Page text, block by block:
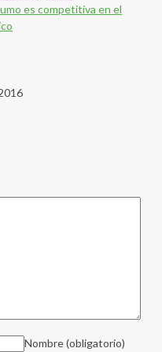
es competitiva en el
Nombre(obligatorio)